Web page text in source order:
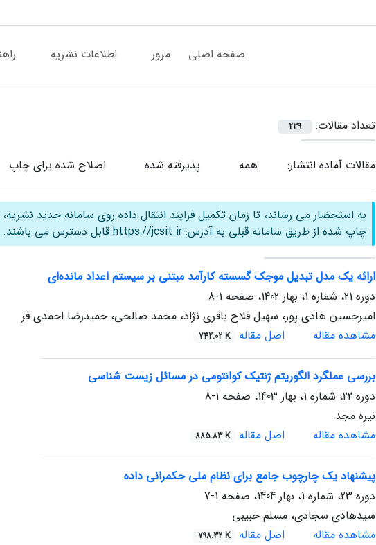
صفحه اصلی مرور اطلاعات نشریه
تعداد مقالات: 239
مقالات آماده انتشار: همه پذیرفته شده اصلاح شده برای چاپ
به استحضار می رساند، تا زمان تکمیل فرایند انتقال داده روی سامانه جدید
چاپ شده از طریق سامانه قبلی به آدرس: https://jcsit.ir قابل دسترس می باشند.
ارائه یک مدل تبدیل موجک گسسته کارآمد مبتنی بر سیستم اعداد مانده‌ای
دوره 21، شماره 1، بهار 1402، صفحه
1-8
امیرحسین هادی پور، سهیل فلاح باقری نژاد، محمد صالحی، حمیدرضا احمدی فر
مشاهده مقاله
اصل مقاله 742.02 K
بررسی عملگرد الگوریتم ژنتیک کوانتومی در مسائل زیست شناسی
دوره 22، شماره 1، بهار 1403، صفحه
1-8
نیره مجد
مشاهده مقاله
اصل مقاله 885.83 K
پیشنهاد یک چارچوب جامع برای نظام ملی حکمرانی داده
دوره 23، شماره 1، بهار 1404، صفحه
1-7
سیدهادی سجادی، مسلم حبیبی
مشاهده مقاله
اصل مقاله 798.32 K